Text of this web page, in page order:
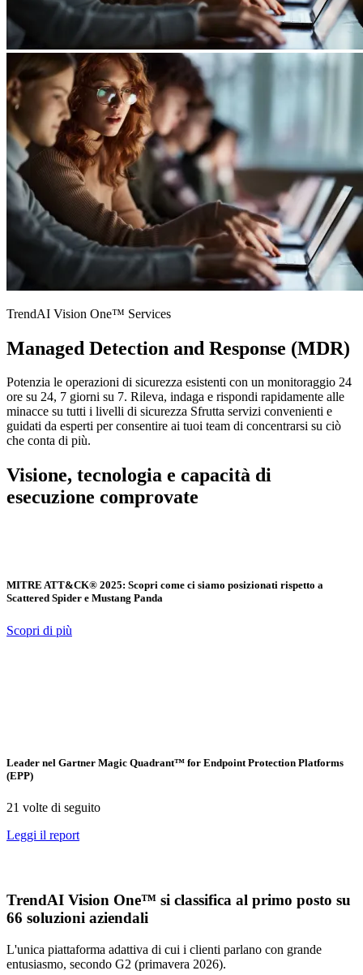
TrendAI Vision One™ Services
Managed Detection and Response (MDR)
Potenzia le operazioni di sicurezza esistenti con un monitoraggio 24
ore su 24, 7 giorni su 7. Rileva, indaga e rispondi rapidamente alle
minacce su tutti i livelli di sicurezza Sfrutta servizi convenienti e
guidati da esperti per consentire ai tuoi team di concentrarsi su ciò
che conta di più.
Visione, tecnologia e capacità di
esecuzione comprovate
MITRE ATT&CK® 2025: Scopri come ci siamo posizionati rispetto a
Scattered Spider e Mustang Panda
Scopri di più
Leader nel Gartner Magic Quadrant™ for Endpoint Protection Platforms
(EPP)
21 volte di seguito
Leggi il report
TrendAI Vision One™ si classifica al primo posto su
66 soluzioni aziendali
L'unica piattaforma adattiva di cui i clienti parlano con grande
entusiasmo, secondo G2 (primavera 2026).